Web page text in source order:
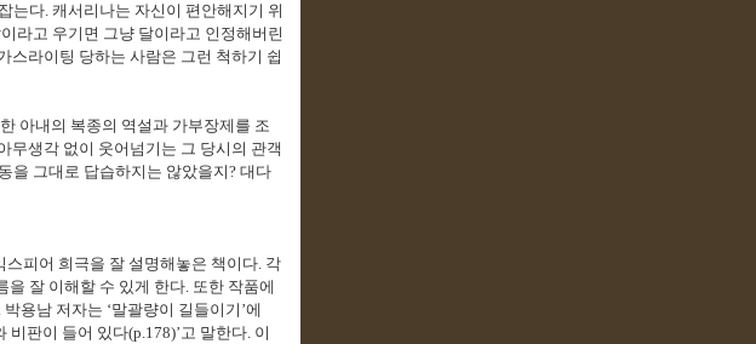
는다. 캐서리나는 자신이 편안해지기 위
라고 우기면 그냥 달이라고 인정해버린
스라이팅 당하는 사람은 그런 척하기 쉽
아내의 복종의 역설과 가부장제를 조
무생각 없이 웃어넘기는 그 당시의 관객
을 그대로 답습하지는 않았을지? 대다
스피어 희극을 잘 설명해놓은 책이다. 각
을 잘 이해할 수 있게 한다. 또한 작품에
. 박용남 저자는 ‘말괄량이 길들이기 ’에
비판이 들어 있다(p.178)’고 말한다. 이